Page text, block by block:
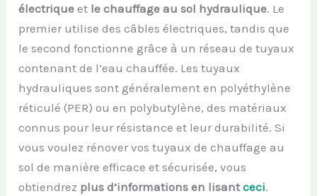
électrique et le chauffage au sol hydraulique. Le
premier utilise des câbles électriques, tandis que
le second fonctionne grâce à un réseau de tuyaux
contenant de l’eau chauffée. Les tuyaux
hydrauliques sont généralement en polyéthylène
réticulé (PER) ou en polybutylène, des matériaux
connus pour leur résistance et leur durabilité. Si
vous voulez rénover vos tuyaux de chauffage au
sol de manière efficace et sécurisée, vous
obtiendrez plus d’informations en lisantceci.